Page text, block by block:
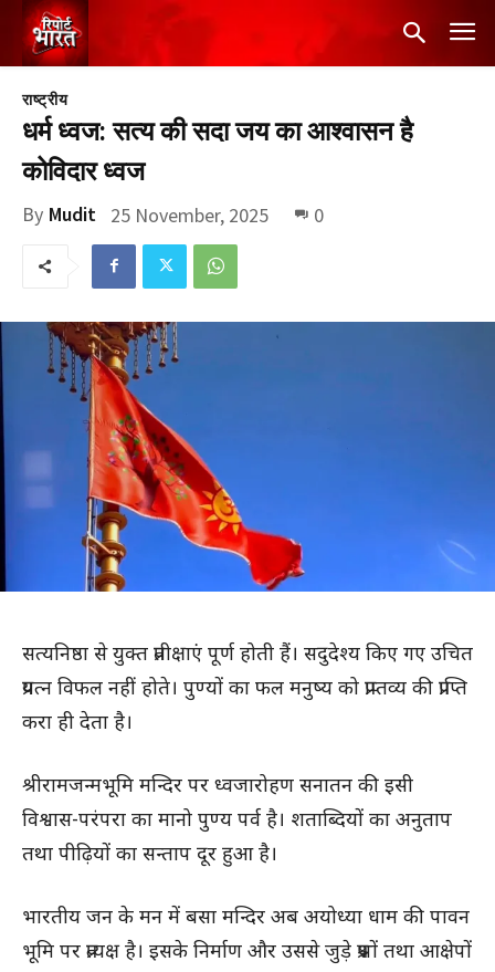
राष्ट्रीय
धर्म ध्वज: सत्य की सदा जय का आश्वासन है
कोविदार ध्वज
By Mudit 25 November, 2025 0
सत्यनिष्ठा से युक्त प्रतीक्षाएं पूर्ण होती हैं। सदुदेश्य किए गए उचित
प्रयत्न विफल नहीं होते। पुण्यों का फल मनुष्य को प्राप्तव्य की प्राप्ति
करा ही देता है।
श्रीरामजन्मभूमि मन्दिर पर ध्वजारोहण सनातन की इसी
विश्वास-परंपरा का मानो पुण्य पर्व है। शताब्दियों का अनुताप
तथा पीढ़ियों का सन्ताप दूर हुआ है।
भारतीय जन के मन में बसा मन्दिर अब अयोध्या धाम की पावन
भूमि पर प्रत्यक्ष है। इसके निर्माण और उससे जुड़े प्रश्नों तथा आक्षेपों